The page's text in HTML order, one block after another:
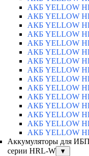
АКБ YELLOW
АКБ YELLOW
АКБ YELLOW
АКБ YELLOW
АКБ YELLOW
АКБ YELLOW
АКБ YELLOW
АКБ YELLOW
АКБ YELLOW
АКБ YELLOW
АКБ YELLOW
АКБ YELLOW
АКБ YELLOW
АКБ YELLOW
АКБ YELLOW
Аккумуляторы для
серии HRL-W
▼